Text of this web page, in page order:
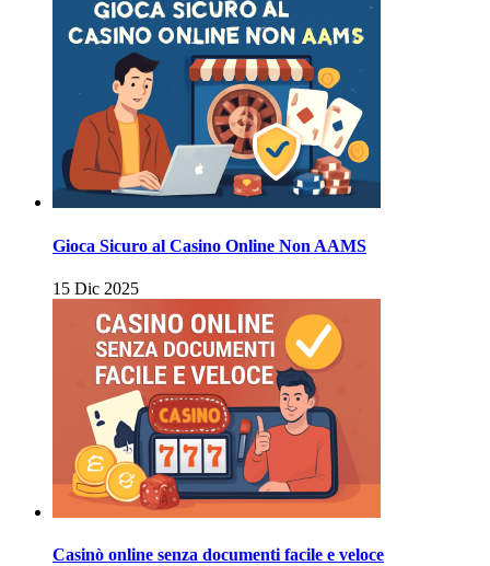
Gioca Sicuro al Casino Online Non AAMS
15 Dic 2025
Casinò online senza documenti facile e veloce